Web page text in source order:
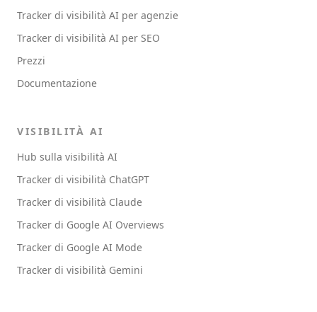
Tracker di visibilità AI per agenzie
Tracker di visibilità AI per SEO
Prezzi
Documentazione
VISIBILITÀ AI
Hub sulla visibilità AI
Tracker di visibilità ChatGPT
Tracker di visibilità Claude
Tracker di Google AI Overviews
Tracker di Google AI Mode
Tracker di visibilità Gemini